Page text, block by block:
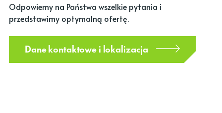
Odpowiemy na Państwa wszelkie pytania i
przedstawimy optymalną ofertę.
Dane kontaktowe i lokalizacja